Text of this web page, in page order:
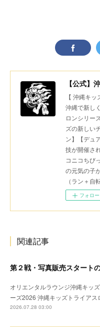
【 沖縄キ
沖縄で新し
ロンシリー
ズの新しい
ン】【デュ
技が開催さ
コニコちび
の元気の子
（ラン＋自
フォロー
関連記事
第２戦・写真販売スタート
オリエンタルラウンジ沖縄キッ
ーズ2026 沖縄キッズトライア
2026.07.28 03:00